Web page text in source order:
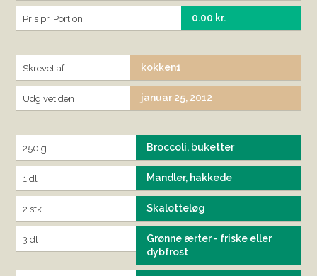
Pris pr. Portion 0.00 kr.
Skrevet af kokken1
Udgivet den januar 25, 2012
250 g Broccoli, buketter
1 dl Mandler, hakkede
2 stk Skalotteløg
3 dl
Grønne ærter - friske eller
dybfrost